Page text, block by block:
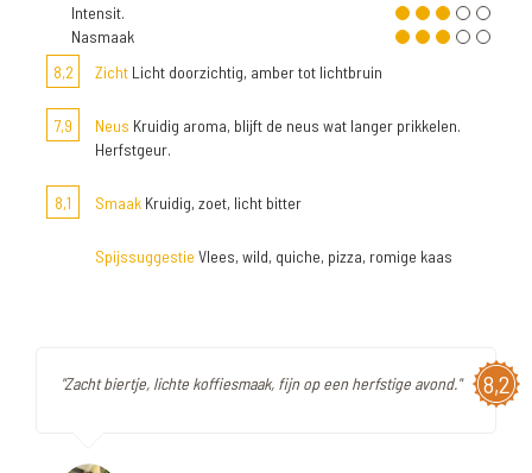
Intensit.
Nasmaak
8,2
Zicht Licht doorzichtig, amber tot lichtbruin
7,9 Neus Kruidig aroma, blijft de neus wat langer prikkelen.
Herfstgeur.
8,1 Smaak Kruidig, zoet, licht bitter
Spijssuggestie Vlees, wild, quiche, pizza, romige kaas
8,2
"Zacht biertje, lichte koffiesmaak, fijn op een herfstige avond."